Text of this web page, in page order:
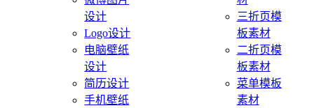
设计
Logo设计
电脑壁纸
设计
简历设计
手机壁纸
三折页模
板素材
二折页模
板素材
菜单模板
素材